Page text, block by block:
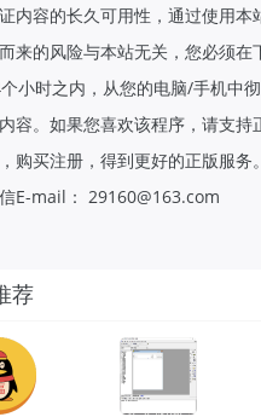
内容的长久可用性，通过使用本
来的风险与本站无关，您必须在
小时之内，从您的电脑/手机中
容。如果您喜欢该程序，请支持
购买注册，得到更好的正版服务
E-mail： 29160@163.com
荐